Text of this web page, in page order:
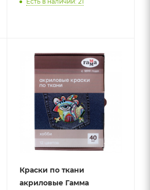
Краски по ткани
акриловые Гамма